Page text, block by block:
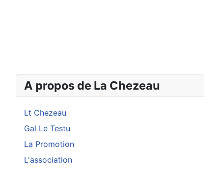
A propos de La Chezeau
Lt Chezeau
Gal Le Testu
La Promotion
L'association